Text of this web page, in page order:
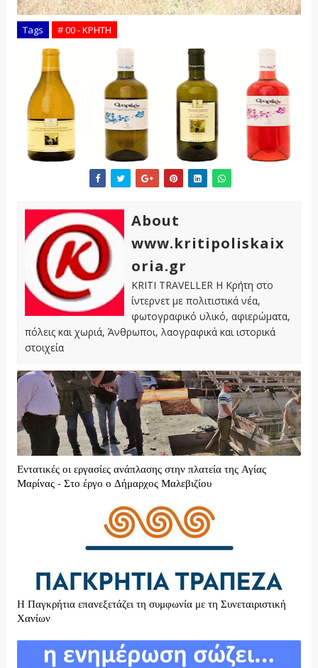
Tags # 00 - ΚΡΗΤΗ
About
www.kritipoliskaix
oria.gr
KRITI TRAVELLER Η Κρήτη στο
ίντερνετ με πολιτιστικά νέα,
φωτογραφικό υλικό, αφιερώματα,
πόλεις και χωριά, Άνθρωποι, λαογραφικά και ιστορικά
στοιχεία
Εντατικές οι εργασίες ανάπλασης στην πλατεία της Αγίας
Μαρίνας - Στο έργο ο Δήμαρχος Μαλεβιζίου
H Παγκρήτια επανεξετάζει τη συμφωνία με τη Συνεταιριστική
Χανίων